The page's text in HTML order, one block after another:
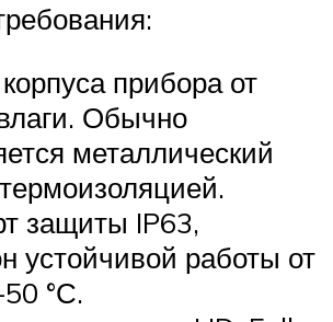
прибора от
Обычно
металлический
защиты IP63,
устойчивой работы от
°С.